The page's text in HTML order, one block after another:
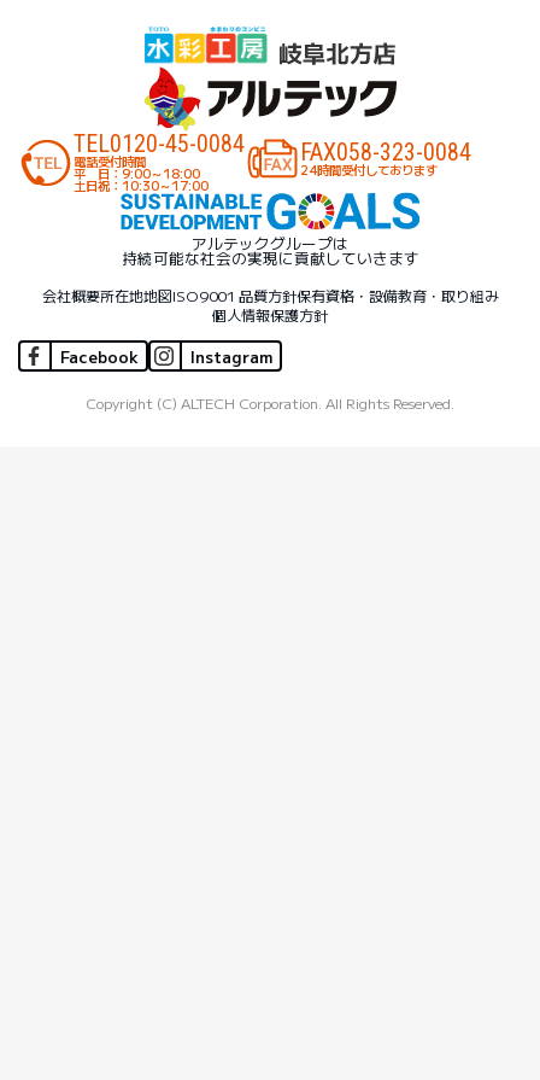
TEL0120-45-0084
電話受付時間
平 日：9:00～18:00
土日祝：10:30～17:00
FAX058-323-0084
24時間受付しております
アルテックグループは
持続可能な社会の実現に貢献していきます
会社概要所在地地図ISO9001 品質方針保有資格・設備教育・取り組み
個人情報保護方針
Facebook Instagram
Copyright (C) ALTECH Corporation. All Rights Reserved.